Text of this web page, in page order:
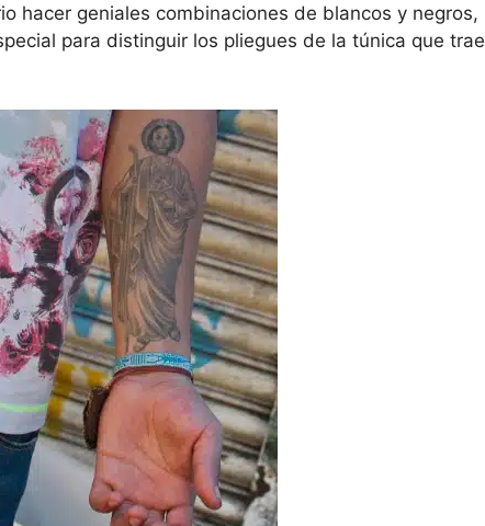
hacer geniales combinaciones de blancos y negros,
para distinguir los pliegues de la túnica que trae